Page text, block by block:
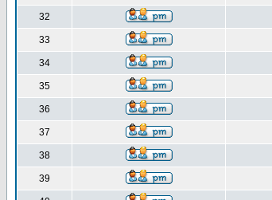
32
33
34
35
36
37
38
39